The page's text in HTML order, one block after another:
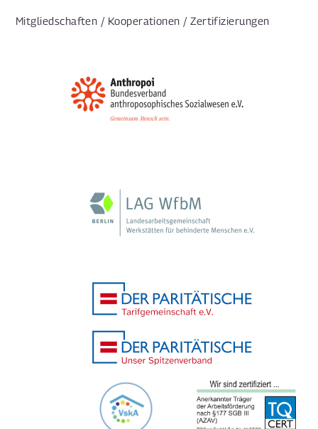
Mitgliedschaften / Kooperationen / Zertifizierungen